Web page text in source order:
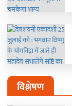
विश्लेषण